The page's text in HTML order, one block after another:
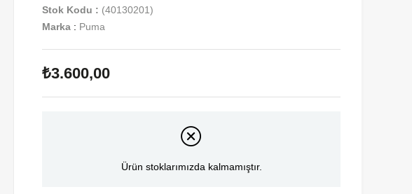
Stok Kodu
(40130201)
Marka : Puma
₺3.600,00
Ürün stoklarımızda kalmamıştır.